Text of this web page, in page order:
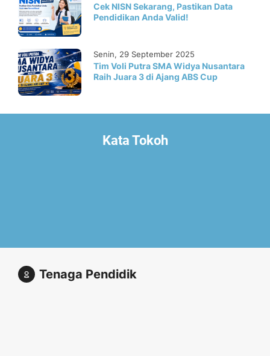
Cek NISN Sekarang, Pastikan Data
Pendidikan Anda Valid!
Senin, 29 September 2025
Tim Voli Putra SMA Widya Nusantara
Raih Juara 3 di Ajang ABS Cup
Kata Tokoh
Tenaga Pendidik